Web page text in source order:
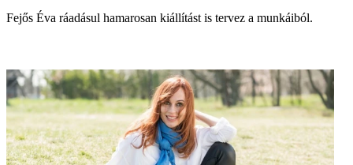
Fejős Éva ráadásul hamarosan kiállítást is tervez a munkáiból.